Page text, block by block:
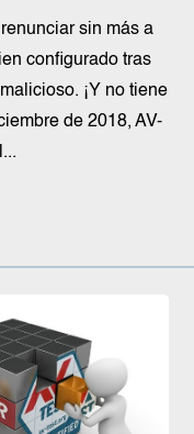
sin más a
configurado tras
¡Y no tiene
de 2018, AV-